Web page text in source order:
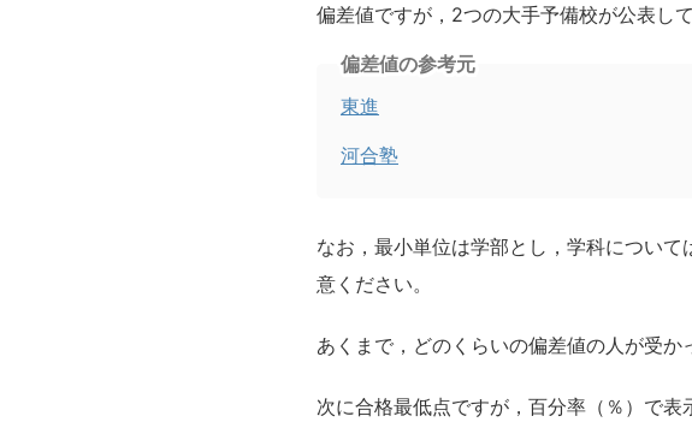
偏差値ですが，2つの大手予備校が公表し
偏差値の参考元
東進
河合塾
なお，最小単位は学部とし，学科につい
意ください。
あくまで，どのくらいの偏差値の人が受か
次に合格最低点ですが，百分率（％）で表